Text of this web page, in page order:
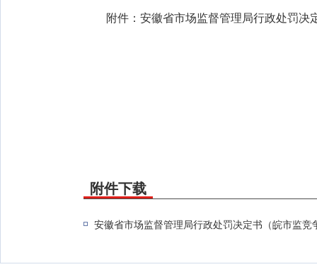
附件：安徽省市场监督管理局行政处罚决
附件下载
安徽省市场监督管理局行政处罚决定书（皖市监